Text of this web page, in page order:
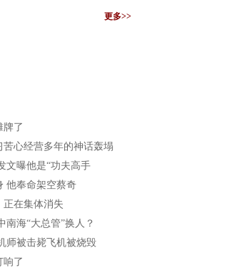
更多>>
牌了
心经营多年的神话轰塌
文曝他是“功夫高手
他奉命架空蔡奇
正在集体消失
南海“大总管”换人？
师被击毙飞机被烧毁
响了